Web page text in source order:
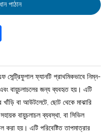
পাঠান
ফ্যানটি প্রাথমিকভাবে নিম্ন-
এবং বায়ুচলাচলের জন্য ব্যবহৃত হয়। এটি
খাঁড়ি বা আউটলেটে, ছোট থেকে মাঝারি
বায়ুচলাচল ব্যবস্থা, বা সিভিল
করা হয়। এটি পরিবেষ্টিত তাপমাত্রার